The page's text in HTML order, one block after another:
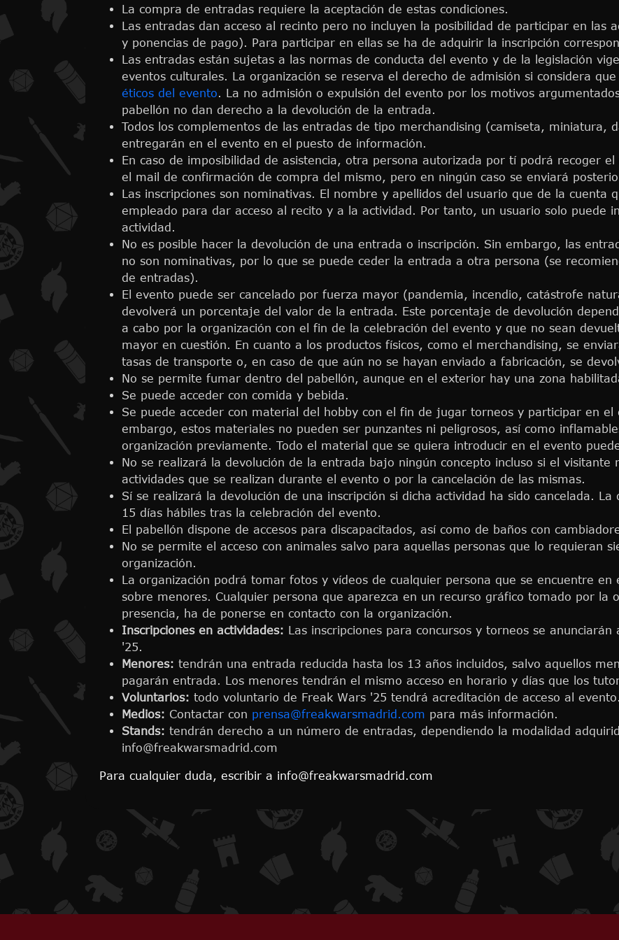
La compra de entradas requiere la aceptación de estas condiciones.
Las entradas dan acceso al recinto pero no incluyen la posibilidad de participar en las
y ponencias de pago). Para participar en ellas se ha de adquirir la inscripción
Las entradas están sujetas a las normas de conducta del evento y de la legislación
eventos culturales. La organización se reserva el derecho de admisión si considera
éticos del evento. La no admisión o expulsión del evento por los motivos
pabellón no dan derecho a la devolución de la entrada.
Todos los complementos de las entradas de tipo merchandising (camiseta, miniatura,
entregarán en el evento en el puesto de información.
En caso de imposibilidad de asistencia, otra persona autorizada por tí podrá recoger
el mail de confirmación de compra del mismo, pero en ningún caso se enviará
Las inscripciones son nominativas. El nombre y apellidos del usuario que de la cuenta
empleado para dar acceso al recito y a la actividad. Por tanto, un usuario solo puede
actividad.
No es posible hacer la devolución de una entrada o inscripción. Sin embargo, las
no son nominativas, por lo que se puede ceder la entrada a otra persona (se
de entradas).
El evento puede ser cancelado por fuerza mayor (pandemia, incendio, catástrofe
devolverá un porcentaje del valor de la entrada. Este porcentaje de devolución
a cabo por la organización con el fin de la celebración del evento y que no sean
mayor en cuestión. En cuanto a los productos físicos, como el merchandising, se
tasas de transporte o, en caso de que aún no se hayan enviado a fabricación, se
No se permite fumar dentro del pabellón, aunque en el exterior hay una zona
Se puede acceder con comida y bebida.
Se puede acceder con material del hobby con el fin de jugar torneos y participar en el
embargo, estos materiales no pueden ser punzantes ni peligrosos, así como
organización previamente. Todo el material que se quiera introducir en el evento
No se realizará la devolución de la entrada bajo ningún concepto incluso si el visitante
actividades que se realizan durante el evento o por la cancelación de las mismas.
Sí se realizará la devolución de una inscripción si dicha actividad ha sido cancelada.
15 días hábiles tras la celebración del evento.
El pabellón dispone de accesos para discapacitados, así como de baños con
No se permite el acceso con animales salvo para aquellas personas que lo requieran
organización.
La organización podrá tomar fotos y vídeos de cualquier persona que se encuentre
sobre menores. Cualquier persona que aparezca en un recurso gráfico tomado por la
presencia, ha de ponerse en contacto con la organización.
Inscripciones en actividades: Las inscripciones para concursos y torneos se
'25.
Menores: tendrán una entrada reducida hasta los 13 años incluidos, salvo aquellos
pagarán entrada. Los menores tendrán el mismo acceso en horario y días que los
Voluntarios: todo voluntario de Freak Wars '25 tendrá acreditación de acceso al evento.
Medios: Contactar con prensa@freakwarsmadrid.com para más información.
Stands: tendrán derecho a un número de entradas, dependiendo la modalidad
info@freakwarsmadrid.com
Para cualquier duda, escribir a info@freakwarsmadrid.com